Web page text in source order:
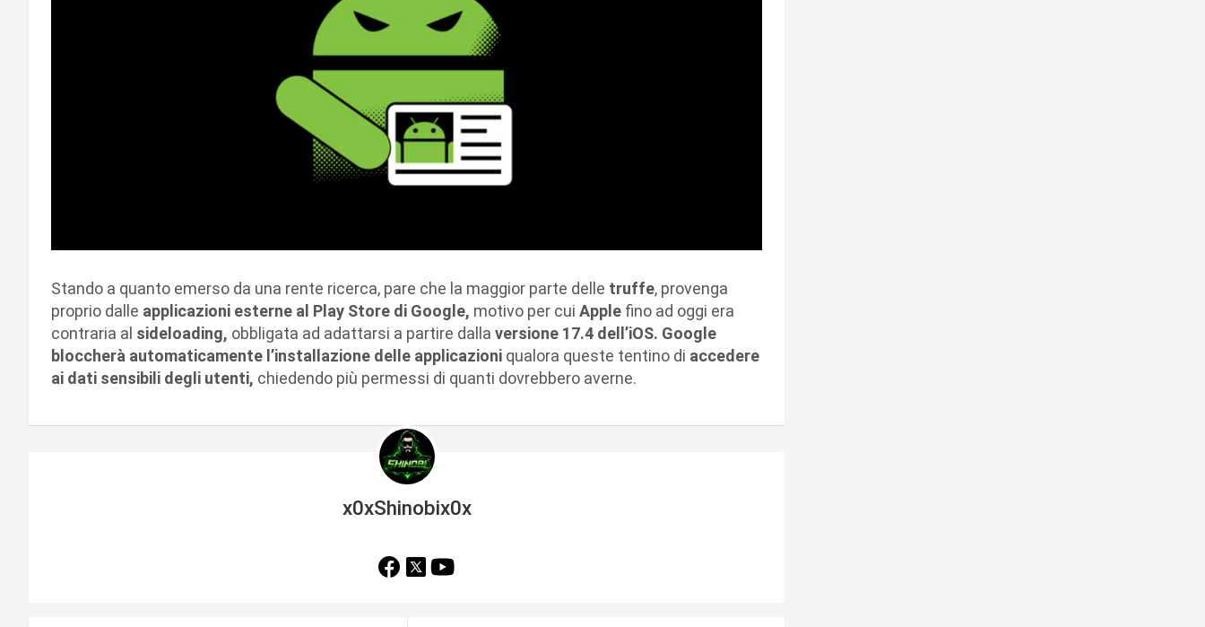
Stando a quanto emerso da una rente ricerca, pare che la maggior parte delle truffe, provenga
proprio dalle applicazioni esterne al Play Store di Google, motivo per cui Apple fino ad oggi era
contraria al sideloading, obbligata ad adattarsi a partire dalla versione 17.4 dell’iOS. Google
bloccherà automaticamente l’installazione delle applicazioni qualora queste tentino di accedere
ai dati sensibili degli utenti, chiedendo più permessi di quanti dovrebbero averne.
x0xShinobix0x